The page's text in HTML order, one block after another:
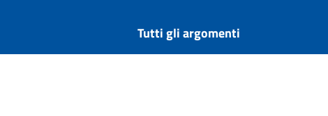
Tutti gli argomenti